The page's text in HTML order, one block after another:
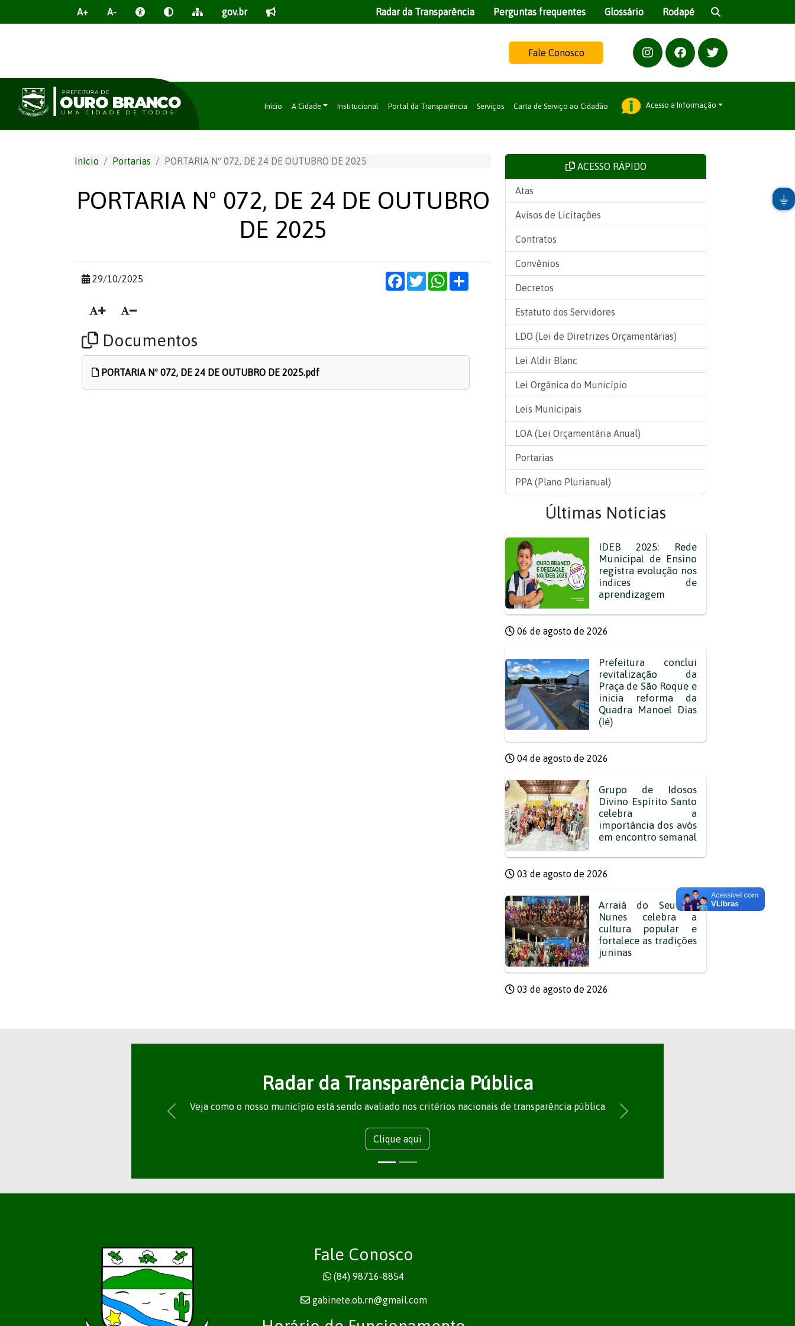
A+ A- gov.br Radar da Transparência Perguntas frequentes Glossário Rodapé
Fale Conosco
Início A Cidade Institucional Portal da Transparência Serviços Carta de Serviço ao Cidadão Acesso a Informação
Início Portarias PORTARIA Nº 072, DE 24 DE OUTUBRO DE 2025
PORTARIA Nº 072, DE 24 DE OUTUBRO
DE 2025
29/10/2025 Facebook
TwitterWhatsApp
Documentos
PORTARIA Nº 072, DE 24 DE OUTUBRO DE 2025.pdf
ACESSO RÁPIDO
Atas
Avisos de Licitações
Contratos
Convênios
Decretos
Estatuto dos Servidores
LDO (Lei de Diretrizes Orçamentárias)
Lei Aldir Blanc
Lei Orgânica do Município
Leis Municipais
LOA (Lei Orçamentária Anual)
Portarias
PPA (Plano Plurianual)
Últimas Notícias
IDEB 2025: Rede
Municipal de Ensino
registra evolução nos
índices de
aprendizagem
06 de agosto de 2026
Prefeitura conclui
revitalização da
Praça de São Roque e
inicia reforma da
Quadra Manoel Dias
(Ié)
04 de agosto de 2026
Grupo de Idosos
Divino Espírito Santo
celebra a
importância dos avós
em encontro semanal
03 de agosto de 2026
Arraiá do Seu Zé
Nunes celebra a
cultura popular e
fortalece as tradições
juninas
03 de agosto de 2026
Radar da Transparência Pública
Veja como o nosso município está sendo avaliado nos critérios nacionais de transparência pública
Clique aqui
Fale Conosco
(84) 98716-8854
gabinete.ob.rn@gmail.com